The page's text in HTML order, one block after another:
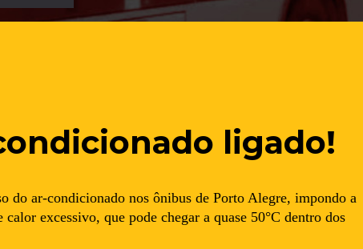
ligado!
do ar-condicionado nos ônibus de Porto Alegre, impondo a
excessivo, que pode chegar a quase 50°C dentro dos